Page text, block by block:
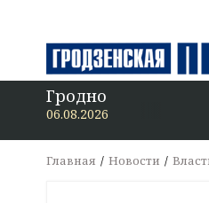
Гродно
06.08.2026
Главная Новости